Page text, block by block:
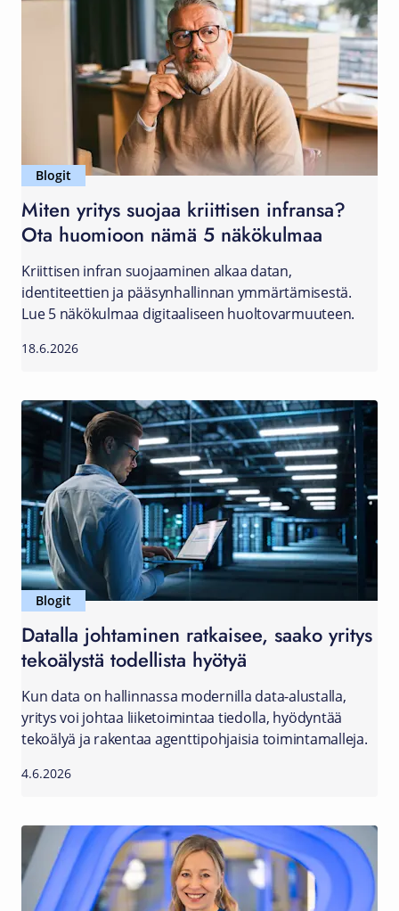
Blogit
Miten yritys suojaa kriittisen infransa?
Ota huomioon nämä 5 näkökulmaa
Kriittisen infran suojaaminen alkaa datan,
identiteettien ja pääsynhallinnan ymmärtämisestä.
Lue 5 näkökulmaa digitaaliseen huoltovarmuuteen.
18.6.2026
Blogit
Datalla johtaminen ratkaisee, saako yritys
tekoälystä todellista hyötyä
Kun data on hallinnassa modernilla data-alustalla,
yritys voi johtaa liiketoimintaa tiedolla, hyödyntää
tekoälyä ja rakentaa agenttipohjaisia toimintamalleja.
4.6.2026